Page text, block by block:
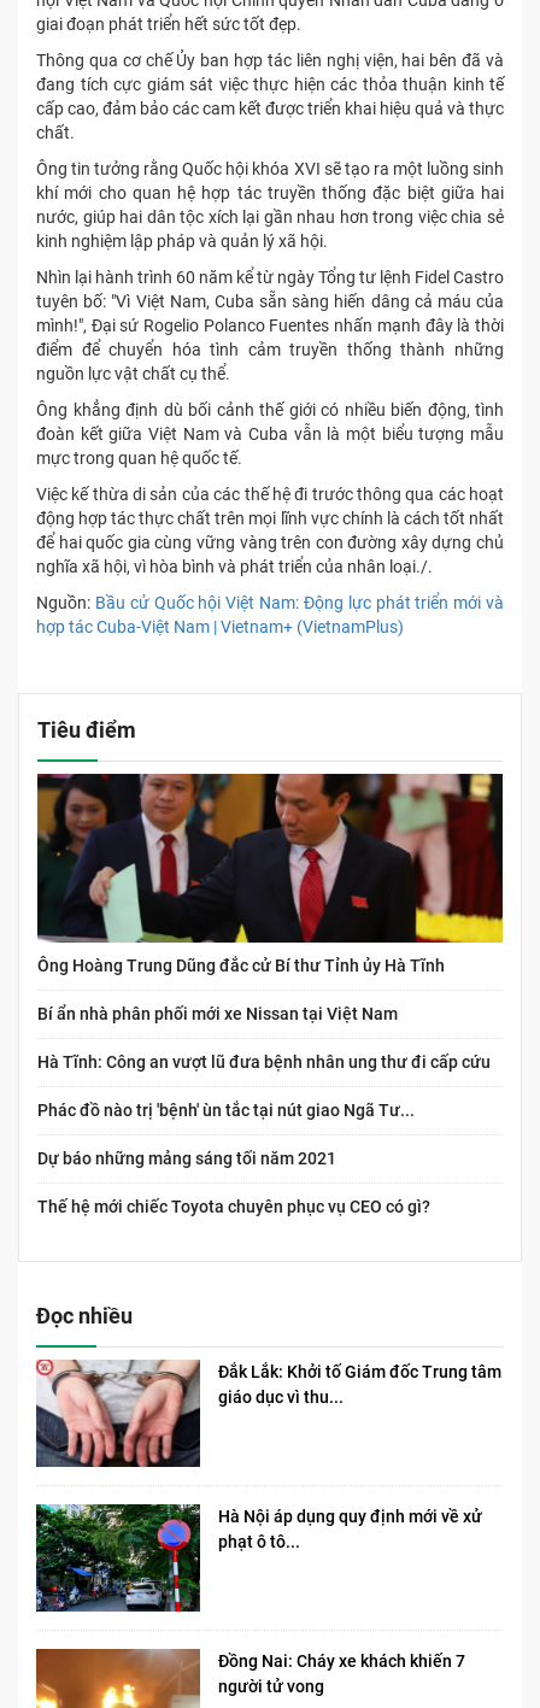
giai đoạn phát triển hết sức tốt đẹp.
Thông qua cơ chế Ủy ban hợp tác liên nghị viện, hai bên đã và
đang tích cực giám sát việc thực hiện các thỏa thuận kinh tế
cấp cao, đảm bảo các cam kết được triển khai hiệu quả và thực
chất.
Ông tin tưởng rằng Quốc hội khóa XVI sẽ tạo ra một luồng sinh
khí mới cho quan hệ hợp tác truyền thống đặc biệt giữa hai
nước, giúp hai dân tộc xích lại gần nhau hơn trong việc chia sẻ
kinh nghiệm lập pháp và quản lý xã hội.
Nhìn lại hành trình 60 năm kể từ ngày Tổng tư lệnh Fidel Castro
tuyên bố: "Vì Việt Nam, Cuba sẵn sàng hiến dâng cả máu của
mình!", Đại sứ Rogelio Polanco Fuentes nhấn mạnh đây là thời
điểm để chuyển hóa tình cảm truyền thống thành những
nguồn lực vật chất cụ thể.
Ông khẳng định dù bối cảnh thế giới có nhiều biến động, tình
đoàn kết giữa Việt Nam và Cuba vẫn là một biểu tượng mẫu
mực trong quan hệ quốc tế.
Việc kế thừa di sản của các thế hệ đi trước thông qua các hoạt
động hợp tác thực chất trên mọi lĩnh vực chính là cách tốt nhất
để hai quốc gia cùng vững vàng trên con đường xây dựng chủ
nghĩa xã hội, vì hòa bình và phát triển của nhân loại./.
Nguồn: Bầu cử Quốc hội Việt Nam: Động lực phát triển mới và
hợp tác Cuba-Việt Nam | Vietnam+ (VietnamPlus)
Tiêu điểm
Ông Hoàng Trung Dũng đắc cử Bí thư Tỉnh ủy Hà Tĩnh
Bí ẩn nhà phân phối mới xe Nissan tại Việt Nam
Hà Tĩnh: Công an vượt lũ đưa bệnh nhân ung thư đi cấp cứu
Phác đồ nào trị 'bệnh' ùn tắc tại nút giao Ngã Tư...
Dự báo những mảng sáng tối năm 2021
Thế hệ mới chiếc Toyota chuyên phục vụ CEO có gì?
Đọc nhiều
Đắk Lắk: Khởi tố Giám đốc Trung tâm
giáo dục vì thu...
Hà Nội áp dụng quy định mới về xử
phạt ô tô...
Đồng Nai: Cháy xe khách khiến 7
người tử vong​